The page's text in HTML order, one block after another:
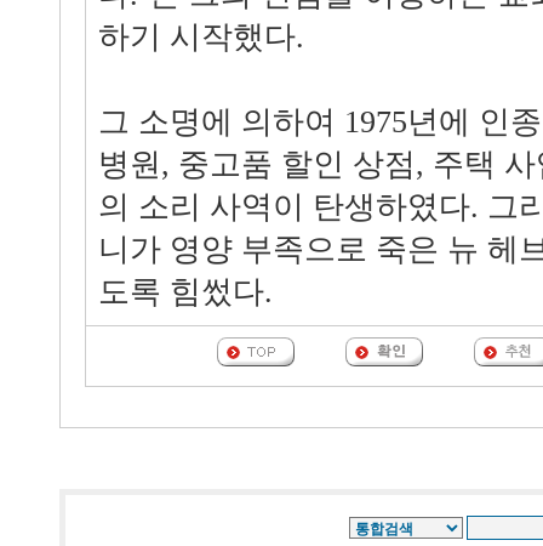
하기 시작했다.
그 소명에 의하여 1975년에 인
병원, 중고품 할인 상점, 주택
의 소리 사역이 탄생하였다. 그
니가 영양 부족으로 죽은 뉴 헤
도록 힘썼다.